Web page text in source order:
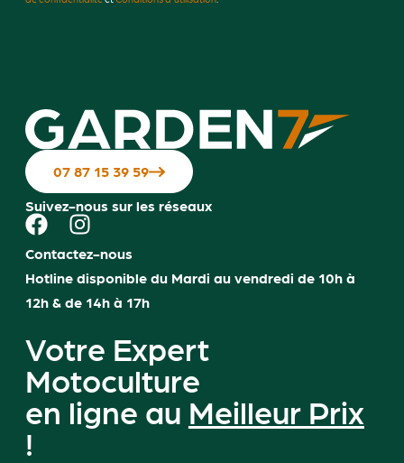
07 87 15 39 59
Suivez-nous sur les réseaux
Contactez-nous
Hotline disponible du Mardi au vendredi de 10h à
12h & de 14h à 17h
Votre Expert
Motoculture
en ligne au Meilleur Prix
!